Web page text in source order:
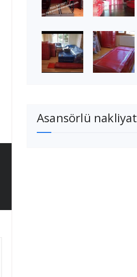
Asansörlü nakliyat